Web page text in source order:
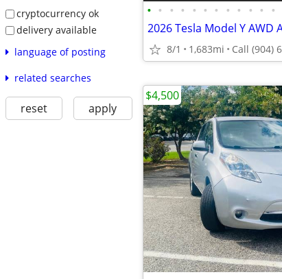
cryptocurrency ok
delivery available
language of posting
related searches
reset apply
• • • • • • • • • • • •
8/1 1,683mi
$4,500